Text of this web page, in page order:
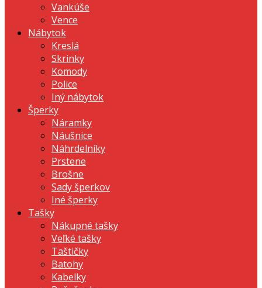
Vankúše
Vence
Nábytok
Kreslá
Skrinky
Komody
Police
Iný nábytok
Šperky
Náramky
Náušnice
Náhrdelníky
Prstene
Brošne
Sady šperkov
Iné šperky
Tašky
Nákupné tašky
Veľké tašky
Taštičky
Batohy
Kabelky